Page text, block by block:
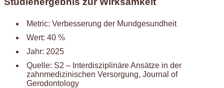
Metric: Verbesserung der Mundgesundheit
Wert: 40 %
Jahr: 2025
Quelle: S2 – Interdisziplinäre Ansätze in der
zahnmedizinischen Versorgung, Journal of
Gerodontology